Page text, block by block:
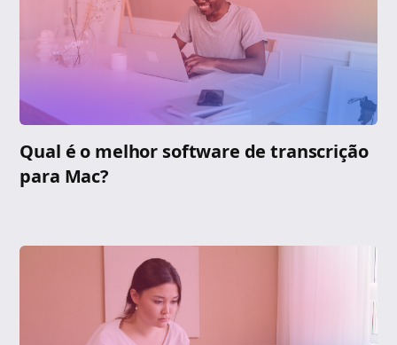
Qual é o melhor software de transcrição
para Mac?